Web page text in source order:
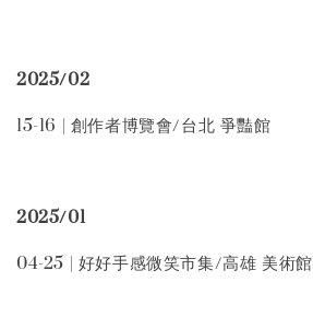
2025/02
15-16 | 創作者博覽會/台北 爭豔館
2025/01
04-25 | 好好手感微笑市集/高雄 美術館